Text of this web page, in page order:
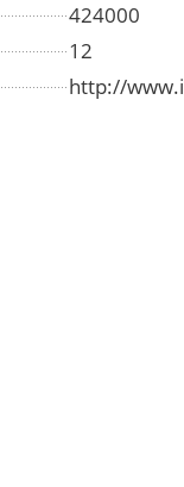
424000
12
http://